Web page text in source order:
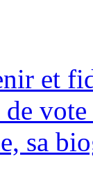
et
vote
sa